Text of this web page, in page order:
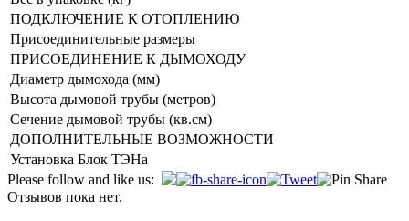
ПОДКЛЮЧЕНИЕ К ОТОПЛЕНИЮ
Присоединительные размеры
ПРИСОЕДИНЕНИЕ К ДЫМОХОДУ
Диаметр дымохода (мм)
Высота дымовой трубы (метров)
Сечение дымовой трубы (кв.см)
ДОПОЛНИТЕЛЬНЫЕ ВОЗМОЖНОСТИ
Установка Блок ТЭНа
Please follow and like us:
Отзывов пока нет.